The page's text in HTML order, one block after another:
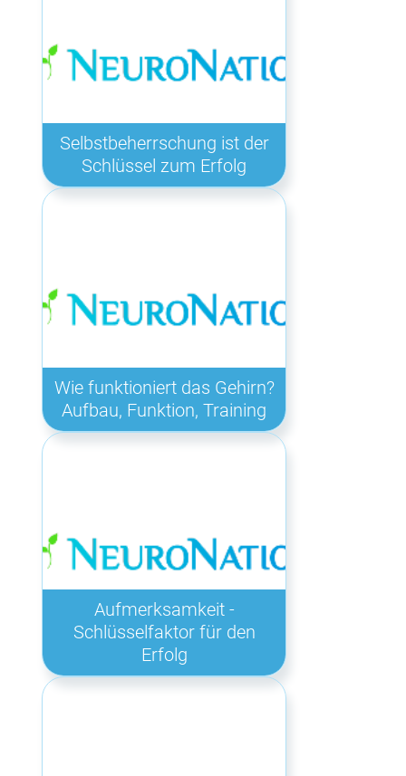
Selbstbeherrschung ist der
Schlüssel zum Erfolg
Wie funktioniert das Gehirn?
Aufbau, Funktion, Training
Aufmerksamkeit -
Schlüsselfaktor für den
Erfolg